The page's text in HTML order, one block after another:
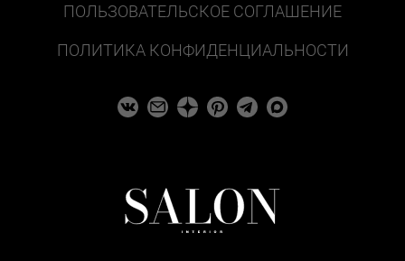
ПОЛЬЗОВАТЕЛЬСКОЕ СОГЛАШЕНИЕ
ПОЛИТИКА КОНФИДЕНЦИАЛЬНОСТИ